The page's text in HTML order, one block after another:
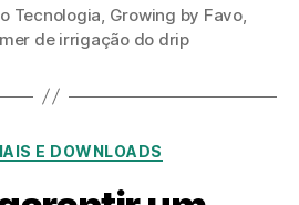
Tecnologia Growing by Favo,
de irrigação do drip
E DOWNLOADS